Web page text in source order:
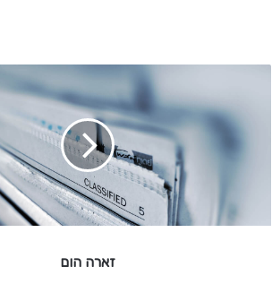
זארה הום